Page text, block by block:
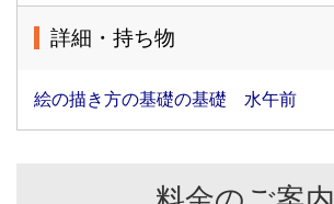
詳細・持ち物
絵の描き方の基礎の基礎 水午前